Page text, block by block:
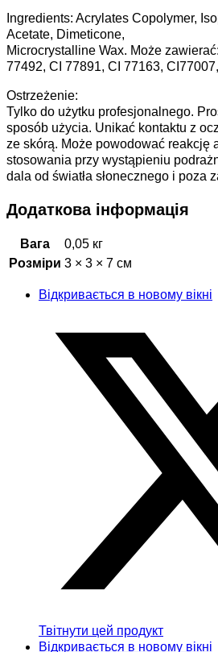
Ingredients: Acrylates Copolymer,
Acetate, Dimeticone,
Microcrystalline Wax. Może
77492, CI 77891, CI 77163,
Ostrzeżenie:
Tylko do użytku profesjonalnego.
sposób użycia. Unikać kontaktu z
ze skórą. Może powodować reakcję
stosowania przy wystąpieniu
dala od światła słonecznego i poza
Додаткова інформація
Вага
0,05 кг
Розміри 3 × 3 × 7 см
Відкривається в новому вікні
Твітнути цей продукт
Відкривається в новому вікні